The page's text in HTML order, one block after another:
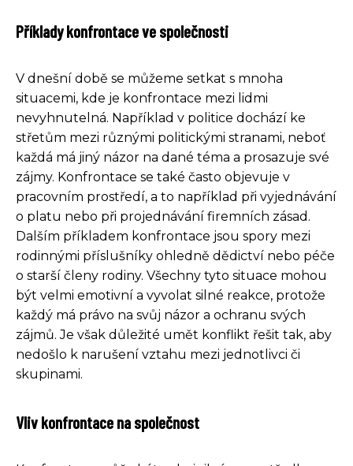
Příklady konfrontace ve společnosti
V dnešní době se můžeme setkat s mnoha
situacemi, kde je konfrontace mezi lidmi
nevyhnutelná. Například v politice dochází ke
střetům mezi různými politickými stranami, neboť
každá má jiný názor na dané téma a prosazuje své
zájmy. Konfrontace se také často objevuje v
pracovním prostředí, a to například při vyjednávání
o platu nebo při projednávání firemních zásad.
Dalším příkladem konfrontace jsou spory mezi
rodinnými příslušníky ohledně dědictví nebo péče
o starší členy rodiny. Všechny tyto situace mohou
být velmi emotivní a vyvolat silné reakce, protože
každý má právo na svůj názor a ochranu svých
zájmů. Je však důležité umět konflikt řešit tak, aby
nedošlo k narušení vztahu mezi jednotlivci či
skupinami.
Vliv konfrontace na společnost